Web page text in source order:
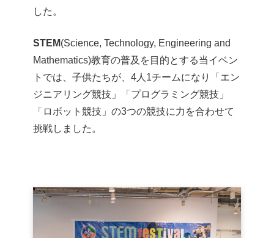
した。
STEM(Science, Technology, Engineering and
Mathematics)教育の普及を目的とする当イベン
トでは、子供たちが、4人1チームになり「エン
ジニアリング競技」「プログラミング競技」
「ロボット競技」の3つの競技に力を合わせて
挑戦しました。